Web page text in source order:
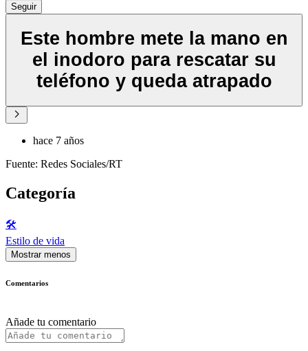
Seguir
Este hombre mete la mano en
el inodoro para rescatar su
teléfono y queda atrapado
hace 7 años
Fuente: Redes Sociales/RT
Categoría
🛠️
Estilo de vida
Mostrar menos
Comentarios
Añade tu comentario